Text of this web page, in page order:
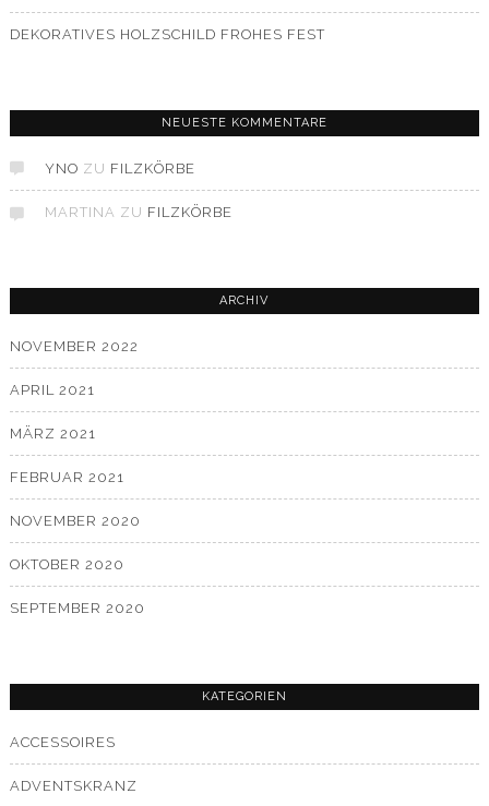
DEKORATIVES HOLZSCHILD FROHES FEST
NEUESTE KOMMENTARE
YNO ZU FILZKÖRBE
MARTINA ZU FILZKÖRBE
ARCHIV
NOVEMBER 2022
APRIL 2021
MÄRZ 2021
FEBRUAR 2021
NOVEMBER 2020
OKTOBER 2020
SEPTEMBER 2020
KATEGORIEN
ACCESSOIRES
ADVENTSKRANZ